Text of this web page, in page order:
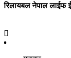
रिलायबल नेपाल लाईफ